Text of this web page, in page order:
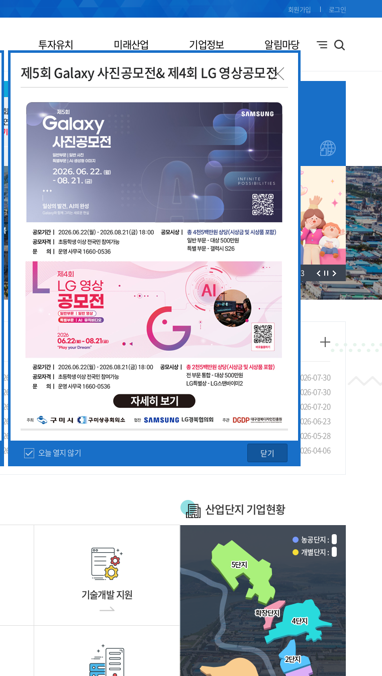
투자유치 미래산업 기업정보 알림마당
회원가입 로그인
제5회 Galaxy 사진공모전& 제4회 LG 영상공모전
오늘 열지 않기 닫기
기업애로
창업지원
안내
/3
2026-08-03
2026-07-27
2026-07-10
2026-07-08
2026-07-01
2026-06-26
공지사항
「2026년 구미시 제조기업 실태조사」실시 안내 및 협조 요청
2026-07-30
[장애인복지과] 장애인 고용개선 장려금 제도 안내
2026-07-30
2026년 구미시 시민안전보험 안내
2026-07-20
제5회 Galaxy 사진공모전& 제4회 LG 영상공모전 개최
2026-06-23
2026-05-28
2026년 가족친화기업 인증 신청 안내
2026-04-06
기술개발 지원
산업단지 기업현황
농공단지 :
개별단지 :